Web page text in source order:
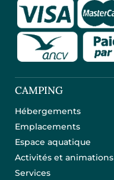
CAMPING
Hébergements
Emplacements
Espace aquatique
Activités et animations
Services